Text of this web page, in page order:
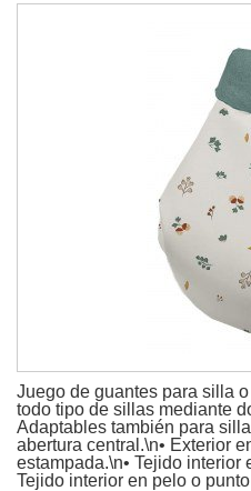
Juego de guantes para silla
todo tipo de sillas mediante
Adaptables también para
abertura central.\n• Exterior
estampada.\n• Tejido interior
Tejido interior en pelo o